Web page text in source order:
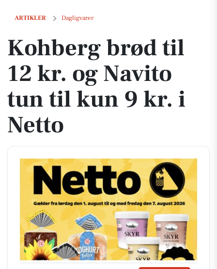
ARTIKLER Dagligvarer
Kohberg brød til 12 kr. og Navito tun til kun 9 kr. i Netto
Kohberg brød til
12 kr. og Navito
tun til kun 9 kr. i
Netto